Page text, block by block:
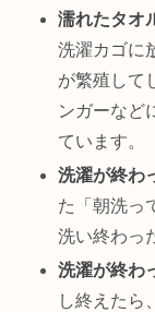
濡れたタオ
洗濯カゴに
が繁殖して
ンガーなど
ています。
洗濯が終わ
た「朝洗っ
洗い終わっ
洗濯が終わ
し終えたら